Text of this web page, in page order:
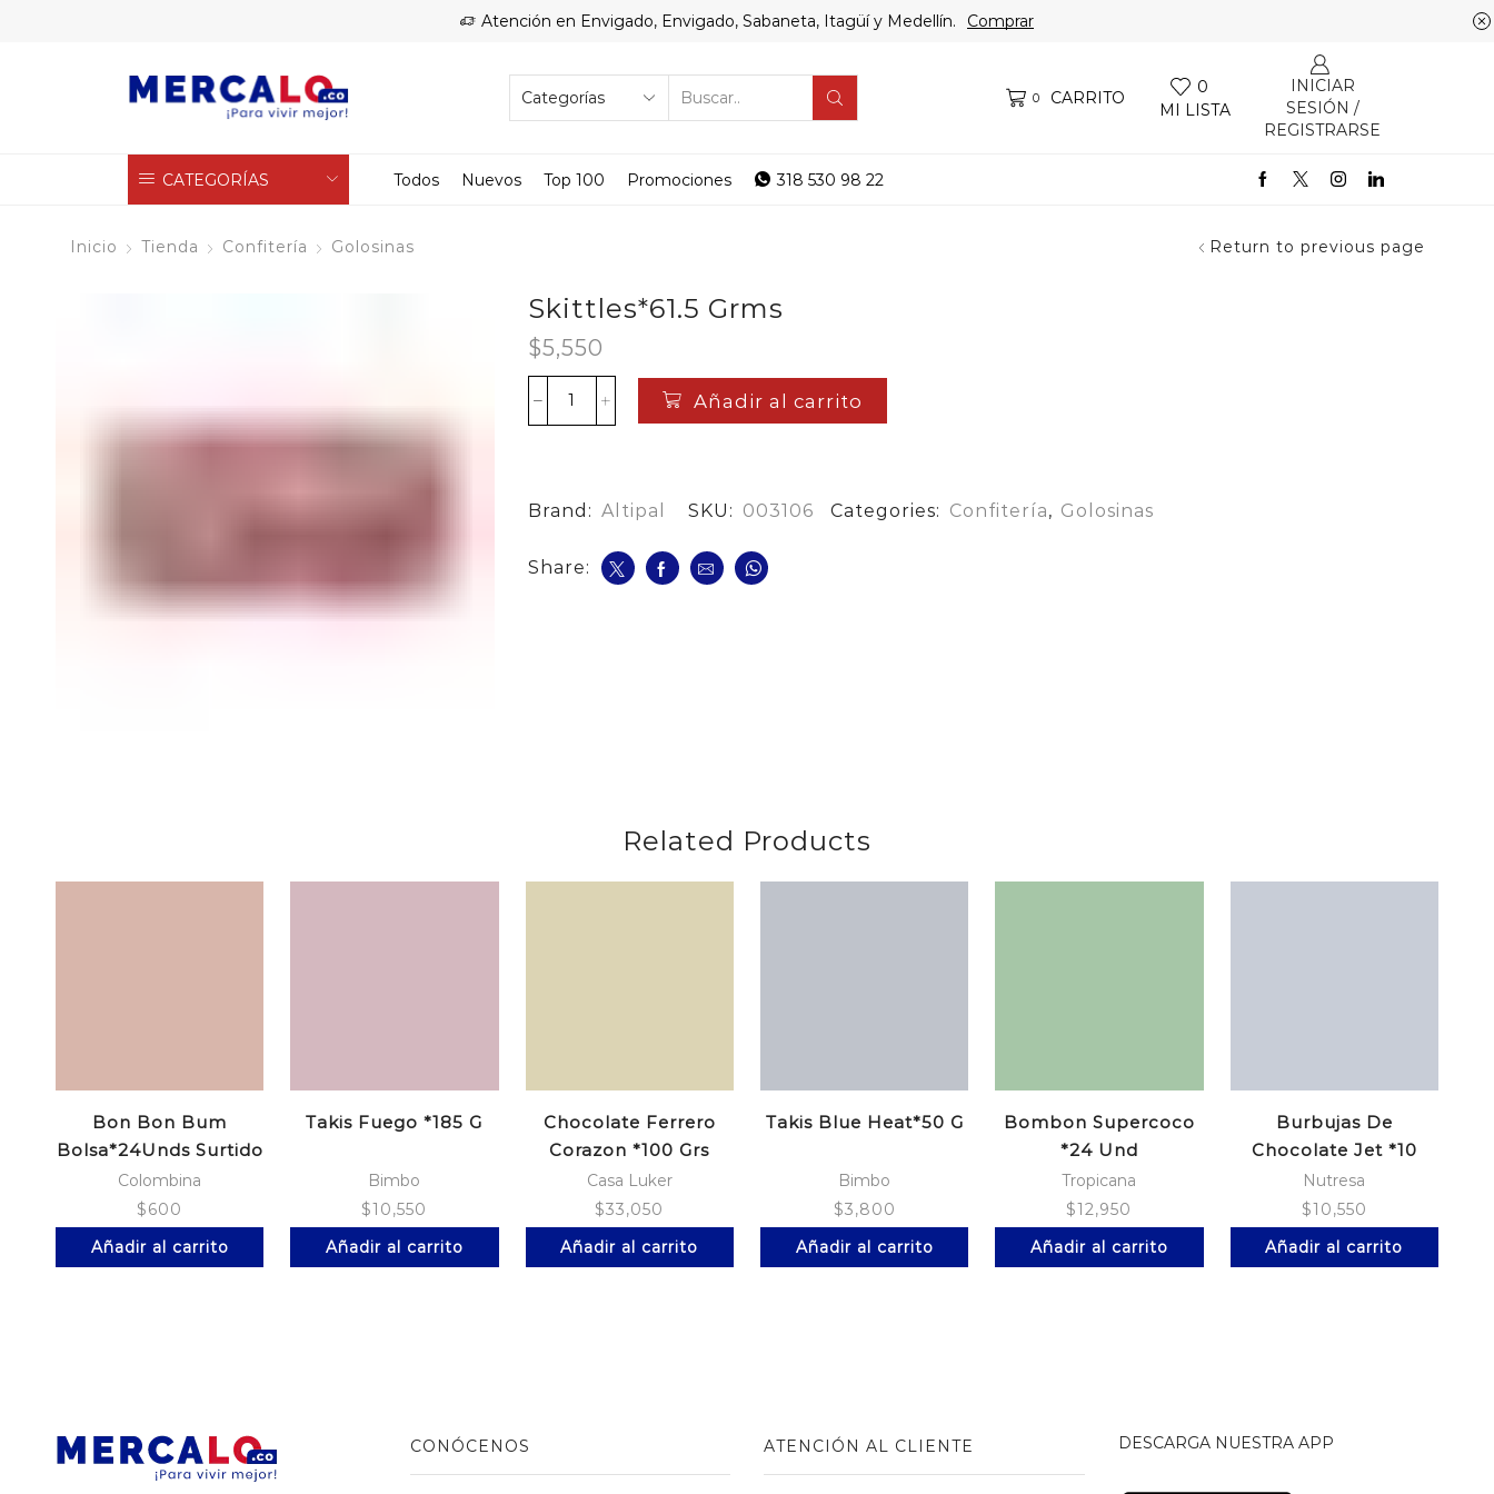
Atención en Envigado, Envigado, Sabaneta, Itagüí y Medellín. Comprar
SEARCH
0 CARRITO
0
MI LISTA
INICIAR
SESIÓN /
REGISTRARSE
CATEGORÍAS Todos Nuevos Top 100 Promociones 318 530 98 22
Inicio Tienda Confitería Golosinas Return to previous page
Skittles*61.5 Grms
$5,550
Skittles*61.5
Grms
Añadir al carrito
Brand: Altipal SKU: 003106 Categories: Confitería, Golosinas
Share:
Related Products
Bon Bon Bum
Bolsa*24Unds Surtido
Colombina
$600
Añadir al carrito
Takis Fuego *185 G
Bimbo
$10,550
Añadir al carrito
Chocolate Ferrero
Corazon *100 Grs
Casa Luker
$33,050
Añadir al carrito
Takis Blue Heat*50 G
Bimbo
$3,800
Añadir al carrito
Bombon Supercoco
*24 Und
Tropicana
$12,950
Añadir al carrito
Burbujas De
Chocolate Jet *10
Cookies
Nutresa
$10,550
Añadir al carrito
CONÓCENOS ATENCIÓN AL CLIENTE DESCARGA NUESTRA APP